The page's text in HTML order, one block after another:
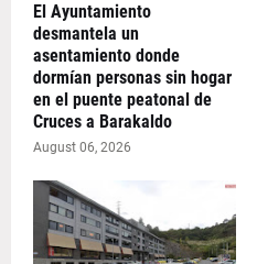
El Ayuntamiento
desmantela un
asentamiento donde
dormían personas sin hogar
en el puente peatonal de
Cruces a Barakaldo
August 06, 2026